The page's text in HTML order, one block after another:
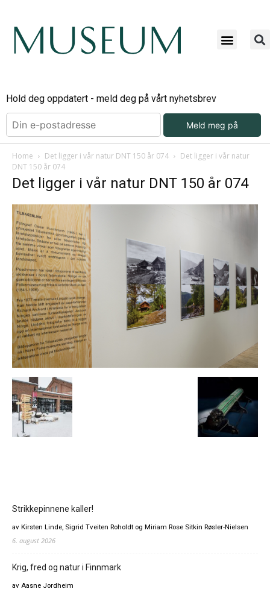
Hold deg oppdatert - meld deg på vårt nyhetsbrev
Meld meg på
Home Det ligger i vår natur DNT 150 år 074
Det ligger i vår natur
DNT 150 år 074
Det ligger i vår natur DNT 150 år 074
Strikkepinnene kaller!
av Kirsten Linde, Sigrid Tveiten Roholdt og Miriam Rose Sitkin Røsler-Nielsen
6. august 2026
Krig, fred og natur i Finnmark
av Aasne Jordheim